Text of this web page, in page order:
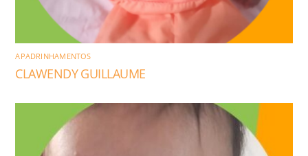
APADRINHAMENTOS
CLAWENDY GUILLAUME